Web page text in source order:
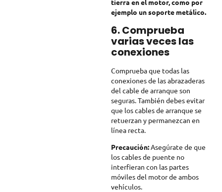
tierra en el motor, como por
ejemplo un soporte metálico.
6. Comprueba
varias veces las
conexiones
Comprueba que todas las
conexiones de las abrazaderas
del cable de arranque son
seguras. También debes evitar
que los cables de arranque se
retuerzan y permanezcan en
línea recta.
Precaución:Asegúrate de que
los cables de puente no
interfieran con las partes
móviles del motor de ambos
vehículos.